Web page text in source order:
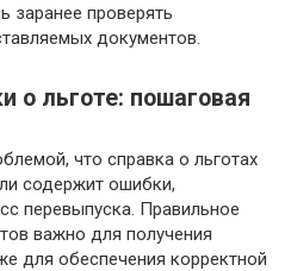
заранее проверять
документов.
о льготе: пошаговая
что справка о льготах
содержит ошибки,
перевыпуска. Правильное
важно для получения
для обеспечения корректной